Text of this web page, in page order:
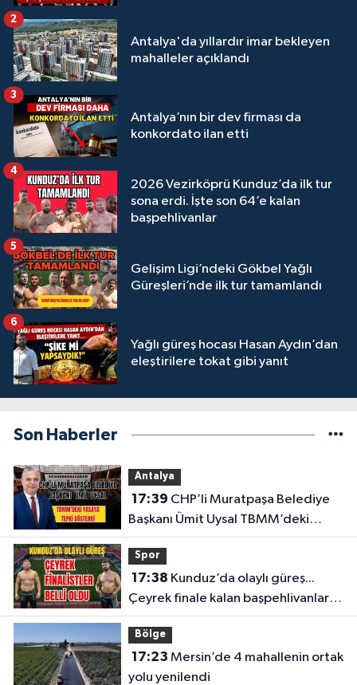
Antalya'da yıllardır imar bekleyen
mahalleler açıklandı
2
Antalya’nın bir dev firması da
konkordato ilan etti
3
2026 Vezirköprü Kunduz’da ilk tur
sona erdi. İşte son 64’e kalan
başpehlivanlar
4
Gelişim Ligi’ndeki Gökbel Yağlı
Güreşleri’nde ilk tur tamamlandı
5
Yağlı güreş hocası Hasan Aydın’dan
eleştirilere tokat gibi yanıt
6
Son Haberler
Antalya
17:39
Başkanı Ümit Uysal TBMM’deki
yasaya tepki gösterdi
Spor
17:38
Çeyrek finale kalan başpehlivanlar
belli oldu
Bölge
17:23
yolu yenilendi